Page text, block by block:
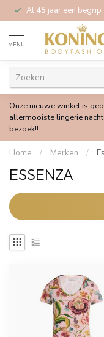
Al 45 jaar een begrip
MENU
Onze nieuwe winkel is
allermooiste lingerie
bezoek!!
Home / Merken /
ESSENZA